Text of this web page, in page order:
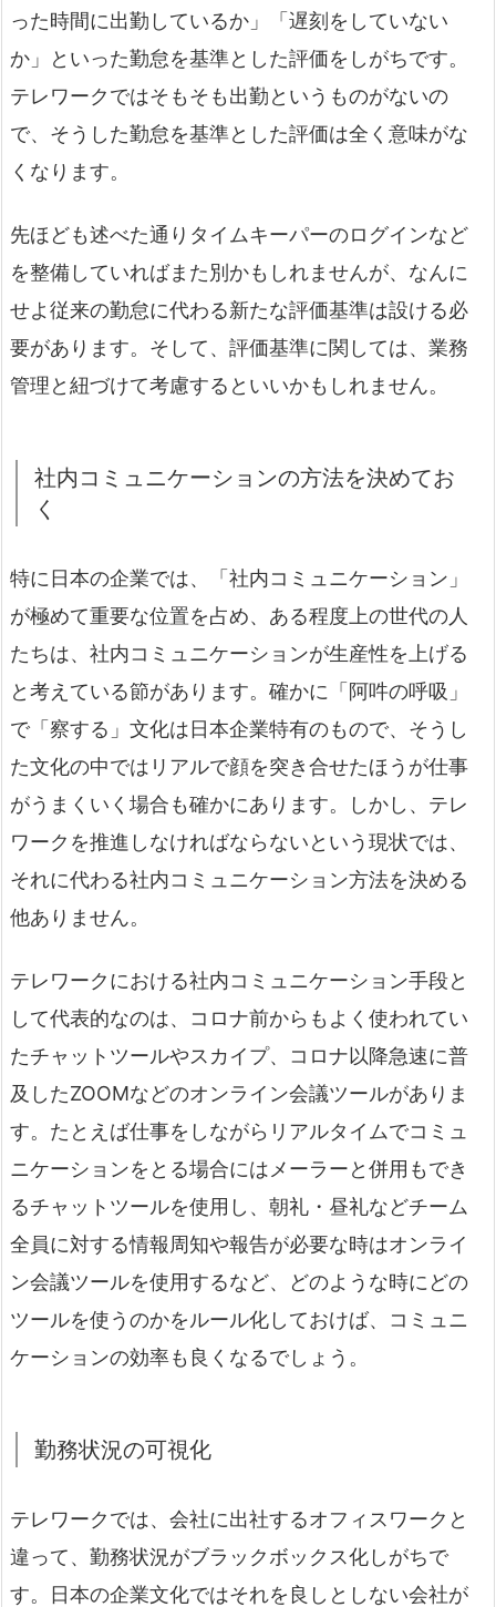
った時間に出勤しているか」「遅刻をしていない
か」といった勤怠を基準とした評価をしがちです。
テレワークではそもそも出勤というものがないの
で、そうした勤怠を基準とした評価は全く意味がな
くなります。
先ほども述べた通りタイムキーパーのログインなど
を整備していればまた別かもしれませんが、なんに
せよ従来の勤怠に代わる新たな評価基準は設ける必
要があります。そして、評価基準に関しては、業務
管理と紐づけて考慮するといいかもしれません。
社内コミュニケーションの方法を決めてお
く
特に日本の企業では、「社内コミュニケーション」
が極めて重要な位置を占め、ある程度上の世代の人
たちは、社内コミュニケーションが生産性を上げる
と考えている節があります。確かに「阿吽の呼吸」
で「察する」文化は日本企業特有のもので、そうし
た文化の中ではリアルで顔を突き合せたほうが仕事
がうまくいく場合も確かにあります。しかし、テレ
ワークを推進しなければならないという現状では、
それに代わる社内コミュニケーション方法を決める
他ありません。
テレワークにおける社内コミュニケーション手段と
して代表的なのは、コロナ前からもよく使われてい
たチャットツールやスカイプ、コロナ以降急速に普
及したZOOMなどのオンライン会議ツールがありま
す。たとえば仕事をしながらリアルタイムでコミュ
ニケーションをとる場合にはメーラーと併用もでき
るチャットツールを使用し、朝礼・昼礼などチーム
全員に対する情報周知や報告が必要な時はオンライ
ン会議ツールを使用するなど、どのような時にどの
ツールを使うのかをルール化しておけば、コミュニ
ケーションの効率も良くなるでしょう。
勤務状況の可視化
テレワークでは、会社に出社するオフィスワークと
違って、勤務状況がブラックボックス化しがちで
す。日本の企業文化ではそれを良しとしない会社が